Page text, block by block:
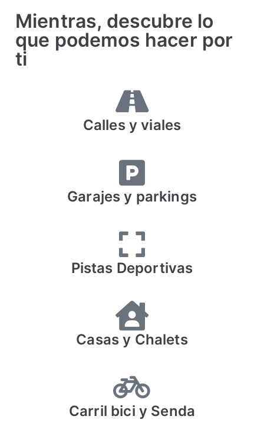
Mientras, descubre lo
que podemos hacer por
ti
Calles y viales
Garajes y parkings
Pistas Deportivas
Casas y Chalets
Carril bici y Senda